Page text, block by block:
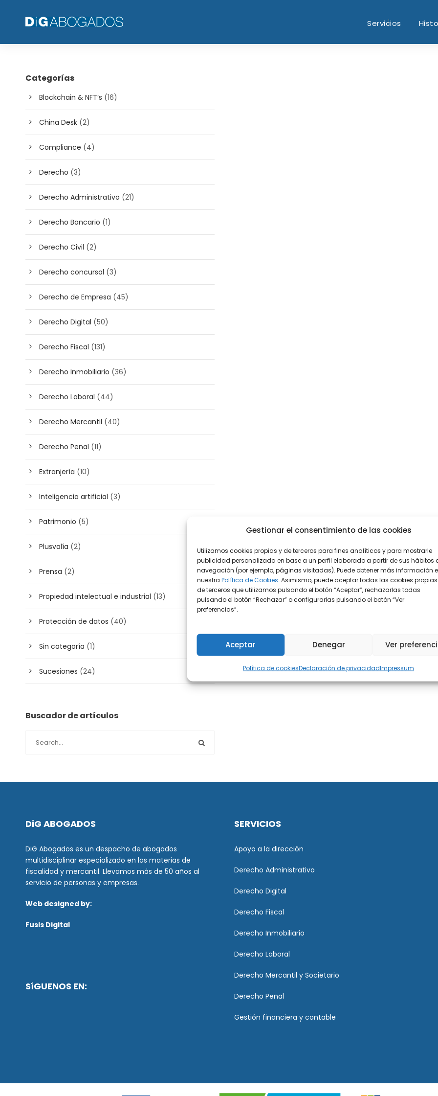
Gestionar el consentimiento de las cookies
Utilizamos cookies propias y de terceros para fines analíticos y para mostrarle
publicidad personalizada en base a un perfil elaborado a partir de sus hábitos
navegación (por ejemplo, páginas visitadas). Puede obtener más información
nuestra Política de Cookies. Asimismo, puede aceptar todas las cookies
de terceros que utilizamos pulsando el botón “Aceptar”, rechazarlas todas
pulsando el botón “Rechazar” o configurarlas pulsando el botón “Ver
preferencias”.
Aceptar Denegar Ver
Política de cookiesDeclaración de privacidadImpressum
Servicios
Categorías
Blockchain & NFT’s (16)
China Desk (2)
Compliance (4)
Derecho (3)
Derecho Administrativo (21)
Derecho Bancario (1)
Derecho Civil (2)
Derecho concursal (3)
Derecho de Empresa (45)
Derecho Digital (50)
Derecho Fiscal (131)
Derecho Inmobiliario (36)
Derecho Laboral (44)
Derecho Mercantil (40)
Derecho Penal (11)
Extranjería (10)
Inteligencia artificial (3)
Patrimonio (5)
Plusvalía (2)
Prensa (2)
Propiedad intelectual e industrial (13)
Protección de datos (40)
Sin categoría (1)
Sucesiones (24)
Buscador de artículos
DiG ABOGADOS
DiG Abogados es un despacho de abogados
multidisciplinar especializado en las materias de
fiscalidad y mercantil. Llevamos más de 50 años al
servicio de personas y empresas.
Web designed by:
Fusis Digital
SíGUENOS EN:
SERVICIOS
Apoyo a la dirección
Derecho Administrativo
Derecho Digital
Derecho Fiscal
Derecho Inmobiliario
Derecho Laboral
Derecho Mercantil y Societario
Derecho Penal
Gestión financiera y contable